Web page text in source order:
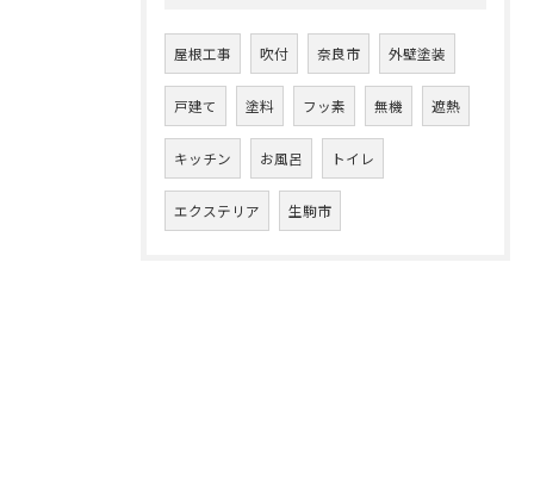
屋根工事 吹付 奈良市 外壁塗装
戸建て 塗料 フッ素 無機 遮熱
キッチン お風呂 トイレ
エクステリア 生駒市